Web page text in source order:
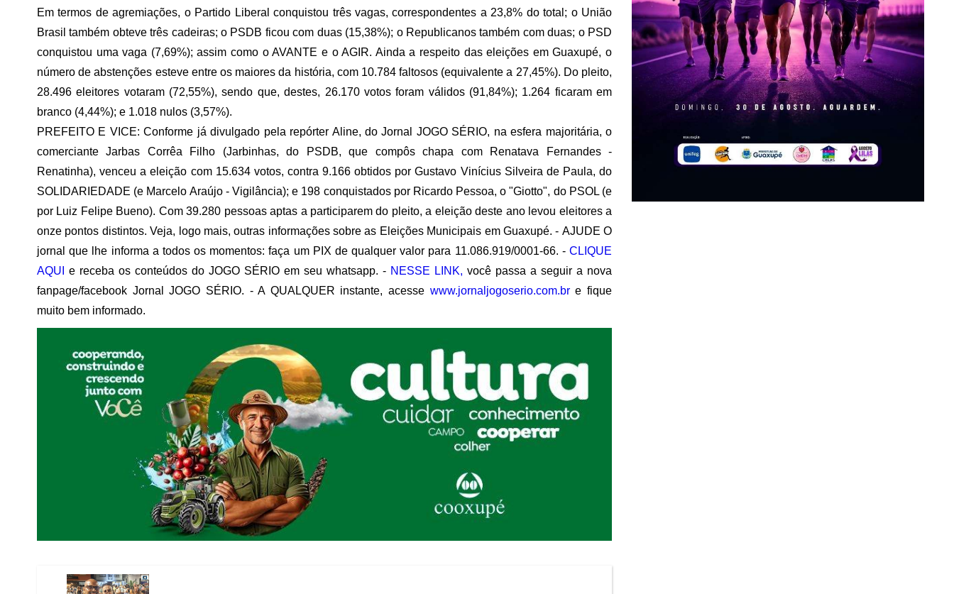
Em termos de agremiações, o Partido Liberal conquistou três vagas, correspondentes a 23,8% do total; o União
Brasil também obteve três cadeiras; o PSDB ficou com duas (15,38%); o Republicanos também com duas; o PSD
conquistou uma vaga (7,69%); assim como o AVANTE e o AGIR. Ainda a respeito das eleições em Guaxupé, o
número de abstenções esteve entre os maiores da história, com 10.784 faltosos (equivalente a 27,45%). Do pleito,
28.496 eleitores votaram (72,55%), sendo que, destes, 26.170 votos foram válidos (91,84%); 1.264 ficaram em
branco (4,44%); e 1.018 nulos (3,57%).
PREFEITO E VICE: Conforme já divulgado pela repórter Aline, do Jornal JOGO SÉRIO, na esfera majoritária, o
comerciante Jarbas Corrêa Filho (Jarbinhas, do PSDB, que compôs chapa com Renatava Fernandes -
Renatinha), venceu a eleição com 15.634 votos, contra 9.166 obtidos por Gustavo Vinícius Silveira de Paula, do
SOLIDARIEDADE (e Marcelo Araújo - Vigilância); e 198 conquistados por Ricardo Pessoa, o "Giotto", do PSOL (e
por Luiz Felipe Bueno). Com 39.280 pessoas aptas a participarem do pleito, a eleição deste ano levou eleitores a
onze pontos distintos. Veja, logo mais, outras informações sobre as Eleições Municipais em Guaxupé. - AJUDE O
jornal que lhe informa a todos os momentos: faça um PIX de qualquer valor para 11.086.919/0001-66. - CLIQUE
AQUI
e receba os conteúdos do JOGO SÉRIO em seu whatsapp. - NESSE LINK, você passa a seguir a nova
fanpage/facebook Jornal JOGO SÉRIO. - A QUALQUER instante, acesse www.jornaljogoserio.com.bre fique
muito bem informado.